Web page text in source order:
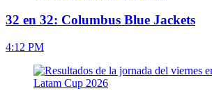
32 en 32: Columbus Blue Jackets
4:12 PM